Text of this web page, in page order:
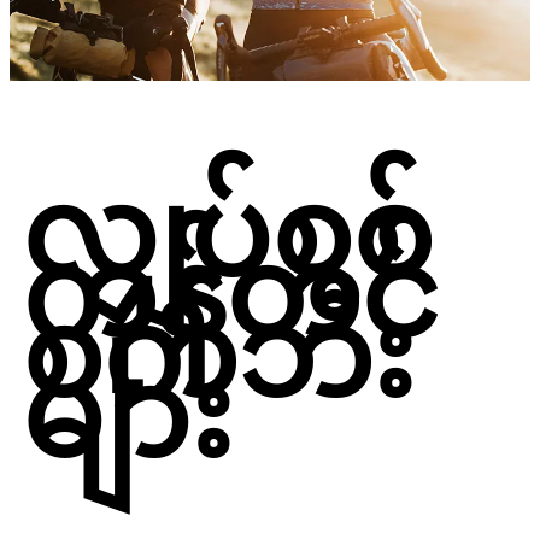
လျှပ်စစ်
ကုန်တင်
စက်ဘီး
များ